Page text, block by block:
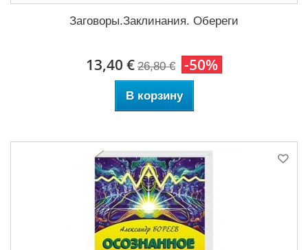
Заговоры.Заклинания. Обереги
13,40 € 26,80 € -50%
В корзину